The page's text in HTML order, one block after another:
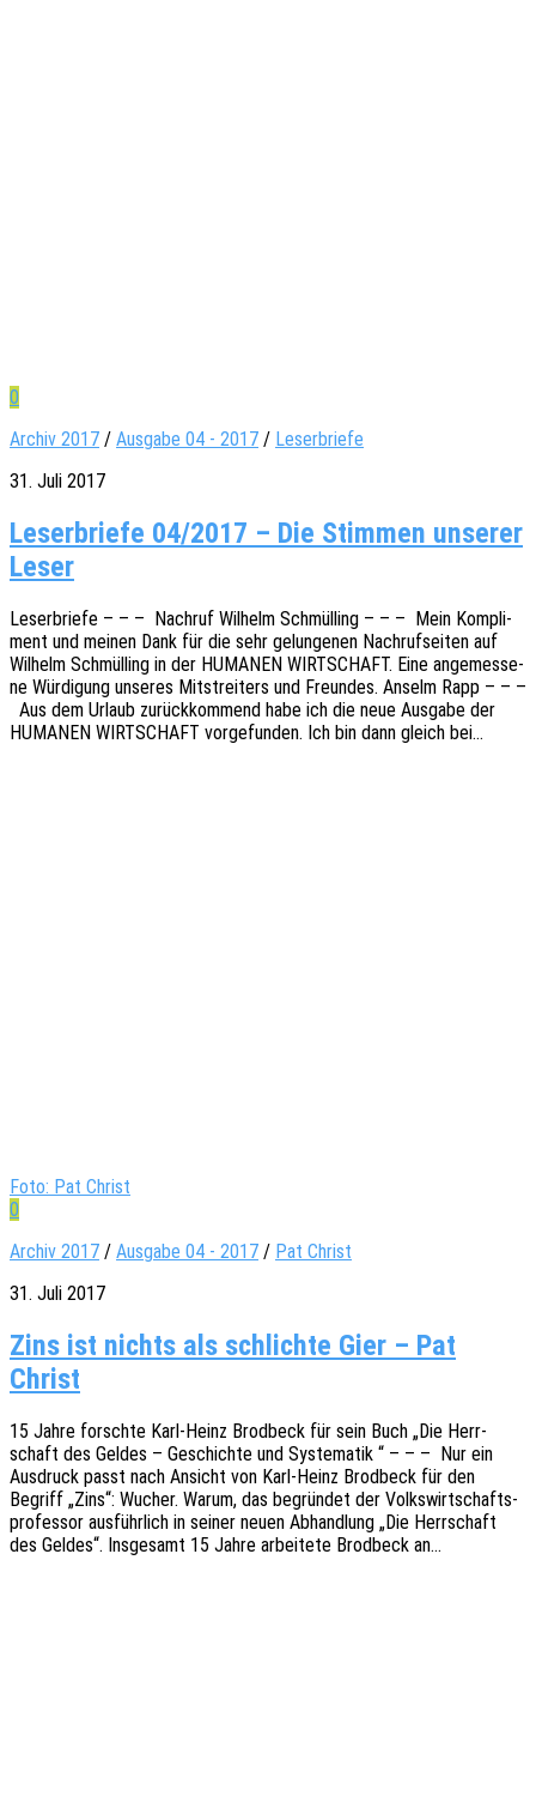
0
Archiv 2017 / Ausgabe 04 - 2017 / Leserbriefe
31. Juli 2017
Leserbriefe 04/2017 – Die Stimmen unserer
Leser
Leser­brie­fe – – – Nach­ruf Wilhelm Schmül­l­ing – – – Mein Kompli­
ment und meinen Dank für die sehr gelun­ge­nen Nach­ruf­sei­ten auf
Wilhelm Schmül­l­ing in der HUMANEN WIRTSCHAFT. Eine ange­mes­se­
ne Würdi­gung unse­res Mitstrei­ters und Freun­des. Anselm Rapp – – –
Aus dem Urlaub zurück­kom­mend habe ich die neue Ausga­be der
HUMANEN WIRTSCHAFT vorge­fun­den. Ich bin dann gleich bei…
Foto: Pat Christ
0
Archiv 2017 / Ausgabe 04 - 2017 / Pat Christ
31. Juli 2017
Zins ist nichts als schlichte Gier – Pat
Christ
15 Jahre forsch­te Karl-Heinz Brod­beck für sein Buch „Die Herr­
schaft des Geldes – Geschich­te und Syste­ma­tik “ – – – Nur ein
Ausdruck passt nach Ansicht von Karl-Heinz Brod­beck für den
Begriff „Zins“: Wucher. Warum, das begrün­det der Volks­wirt­schafts­
pro­fes­sor ausführ­lich in seiner neuen Abhand­lung „Die Herr­schaft
des Geldes“. Insge­samt 15 Jahre arbei­te­te Brod­beck an…